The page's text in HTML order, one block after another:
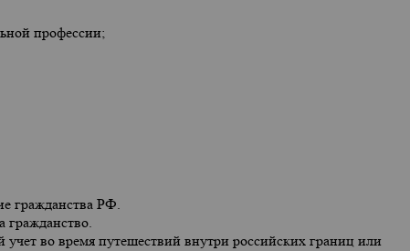
профессии;
гражданства РФ.
гражданство.
во время путешествий внутри российских границ или